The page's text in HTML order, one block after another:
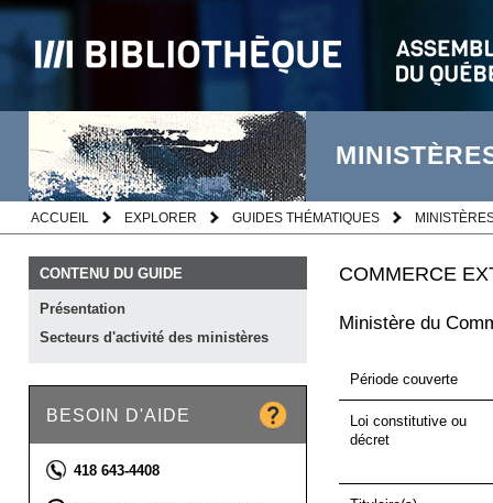
ACCUEIL EXPLORER GUIDES THÉMATIQUES
CONTENU DU GUIDE
Présentation
Secteurs d'activité des ministères
BESOIN D'AIDE
Téléphone :
418 643-4408
COMMERCE
Ministère du
Période couverte
Loi constitutive ou
décret